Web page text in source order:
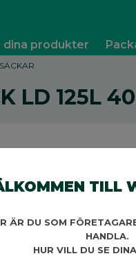
dina produkter
LD 125L
TILL
ÄR DU SOM
HANDLA.
HUR VILL DU SE